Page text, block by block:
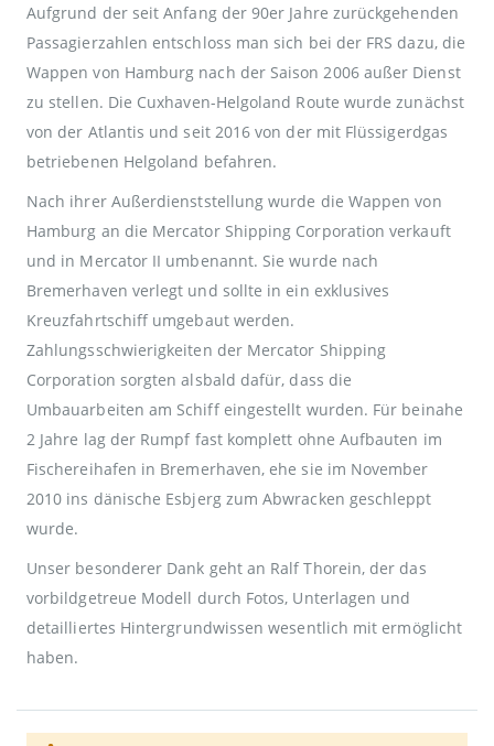
Aufgrund der seit Anfang der 90er Jahre zurückgehenden
Passagierzahlen entschloss man sich bei der FRS dazu, die
Wappen von Hamburg nach der Saison 2006 außer Dienst
zu stellen. Die Cuxhaven-Helgoland Route wurde zunächst
von der Atlantis und seit 2016 von der mit Flüssigerdgas
betriebenen Helgoland befahren.
Nach ihrer Außerdienststellung wurde die Wappen von
Hamburg an die Mercator Shipping Corporation verkauft
und in Mercator II umbenannt. Sie wurde nach
Bremerhaven verlegt und sollte in ein exklusives
Kreuzfahrtschiff umgebaut werden.
Zahlungsschwierigkeiten der Mercator Shipping
Corporation sorgten alsbald dafür, dass die
Umbauarbeiten am Schiff eingestellt wurden. Für beinahe
2 Jahre lag der Rumpf fast komplett ohne Aufbauten im
Fischereihafen in Bremerhaven, ehe sie im November
2010 ins dänische Esbjerg zum Abwracken geschleppt
wurde.
Unser besonderer Dank geht an Ralf Thorein, der das
vorbildgetreue Modell durch Fotos, Unterlagen und
detailliertes Hintergrundwissen wesentlich mit ermöglicht
haben.